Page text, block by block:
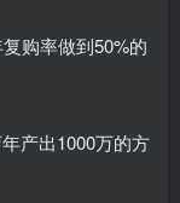
购率做到50%的
产出1000万的方